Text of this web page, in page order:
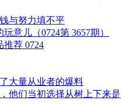
与努力填不平
意儿（0724第 3657期）
推荐 0724
大量从业者的爆料
他们当初选择从树上下来是